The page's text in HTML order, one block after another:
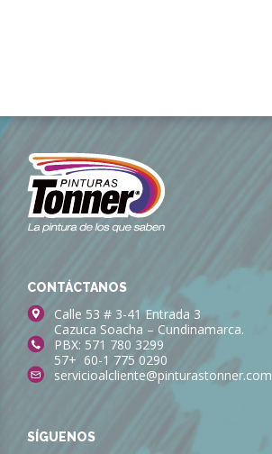
CONTÁCTANOS
Calle 53 # 3-41 Entrada 3
Cazuca Soacha – Cundinamarca.
PBX: 571 780 3299
57+ 60-1 775 0290
servicioalcliente@pinturastonner.com
SÍGUENOS